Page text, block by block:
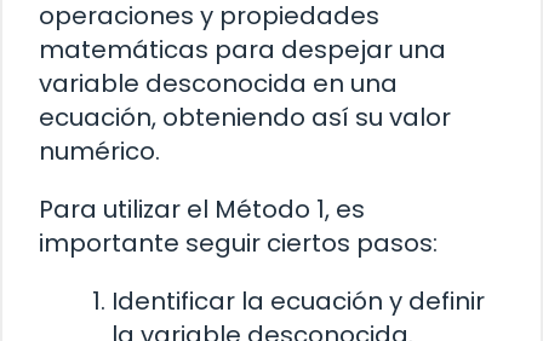
operaciones y propiedades
matemáticas para despejar una
variable desconocida en una
ecuación, obteniendo así su valor
numérico.
Para utilizar el Método 1, es
importante seguir ciertos pasos:
Identificar la ecuación y definir